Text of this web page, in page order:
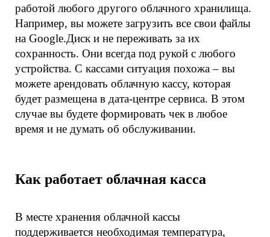
работой любого другого облачного хранилища.
Например, вы можете загрузить все свои файлы
на Google.Диск и не переживать за их
сохранность. Они всегда под рукой с любого
устройства. С кассами ситуация похожа – вы
можете арендовать облачную кассу, которая
будет размещена в дата-центре сервиса. В этом
случае вы будете формировать чек в любое
время и не думать об обслуживании.
Как работает облачная касса
В месте хранения облачной кассы
поддерживается необходимая температура,